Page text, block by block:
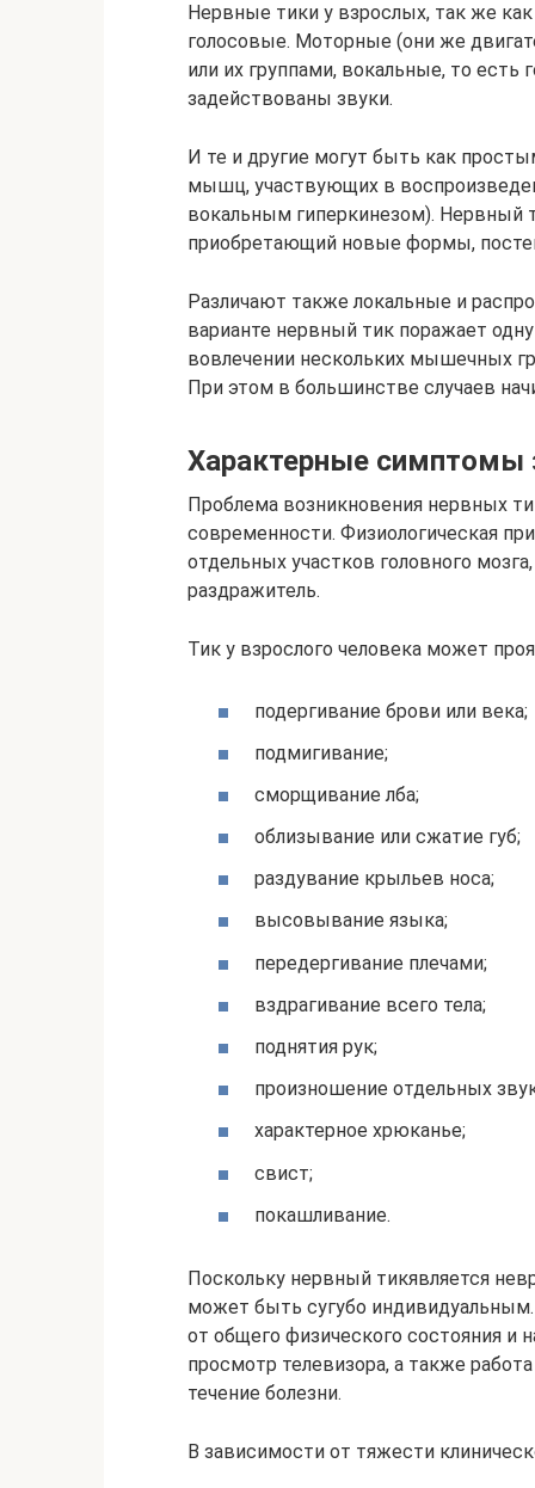
Нервные тики у взрослых, так же
голосовые. Моторные (они же
или их группами, вокальные, то
задействованы звуки.
И те и другие могут быть как
мышц, участвующих в
вокальным гиперкинезом). Нервный
приобретающий новые формы,
Различают также локальные и
варианте нервный тик поражает
вовлечении нескольких мышечных
При этом в большинстве случаев
Характерные симптомы
Проблема возникновения нервных
современности. Физиологическая
отдельных участков головного
раздражитель.
Тик у взрослого человека может
подергивание брови или века;
подмигивание;
сморщивание лба;
облизывание или сжатие губ;
раздувание крыльев носа;
высовывание языка;
передергивание плечами;
вздрагивание всего тела;
поднятия рук;
произношение отдельных
характерное хрюканье;
свист;
покашливание.
Поскольку нервный тикявляется
может быть сугубо
от общего физического состояния и
просмотр телевизора, а также
течение болезни.
В зависимости от тяжести